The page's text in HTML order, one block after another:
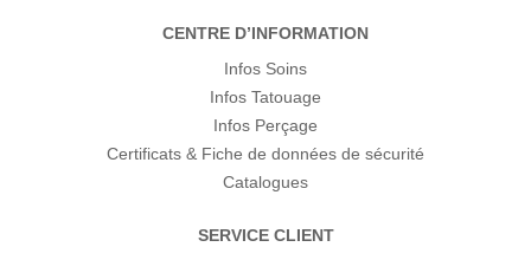
CENTRE D’INFORMATION
Infos Soins
Infos Tatouage
Infos Perçage
Certificats & Fiche de données de sécurité
Catalogues
SERVICE CLIENT